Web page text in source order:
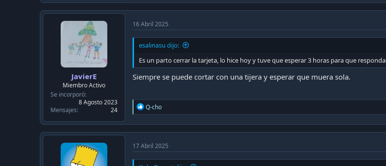
JavierE
Miembro Activo
Se incorporó
8 Agosto 2023
Mensajes
24
16 Abril 2025
esalinasu dijo:
Es un parto cerrar la tarjeta, lo hice hoy y tuve que esperar 3 horas para que
Siempre se puede cortar con una tijera y esperar que muera sola.
R
e
i
o
n
Q-cho
17 Abril 2025